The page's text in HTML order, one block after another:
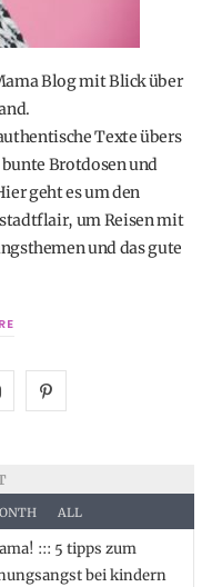
Blog mit Blick über
Texte übers
Brotdosen und
geht es um den
um Reisen mit
und das gute
I
s
t
a
P
e
ALL
::: 5 tipps zum
bei kindern